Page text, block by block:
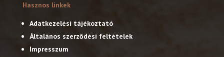
Hasznos linkek
Adatkezelési tájékoztató
Általános szerződési feltételek
Impresszum